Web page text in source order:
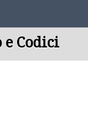
e Codici